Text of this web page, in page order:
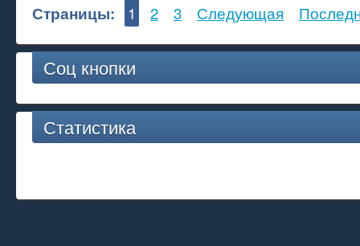
Страницы: 1 2 3 Следующая
Соц кнопки
Статистика